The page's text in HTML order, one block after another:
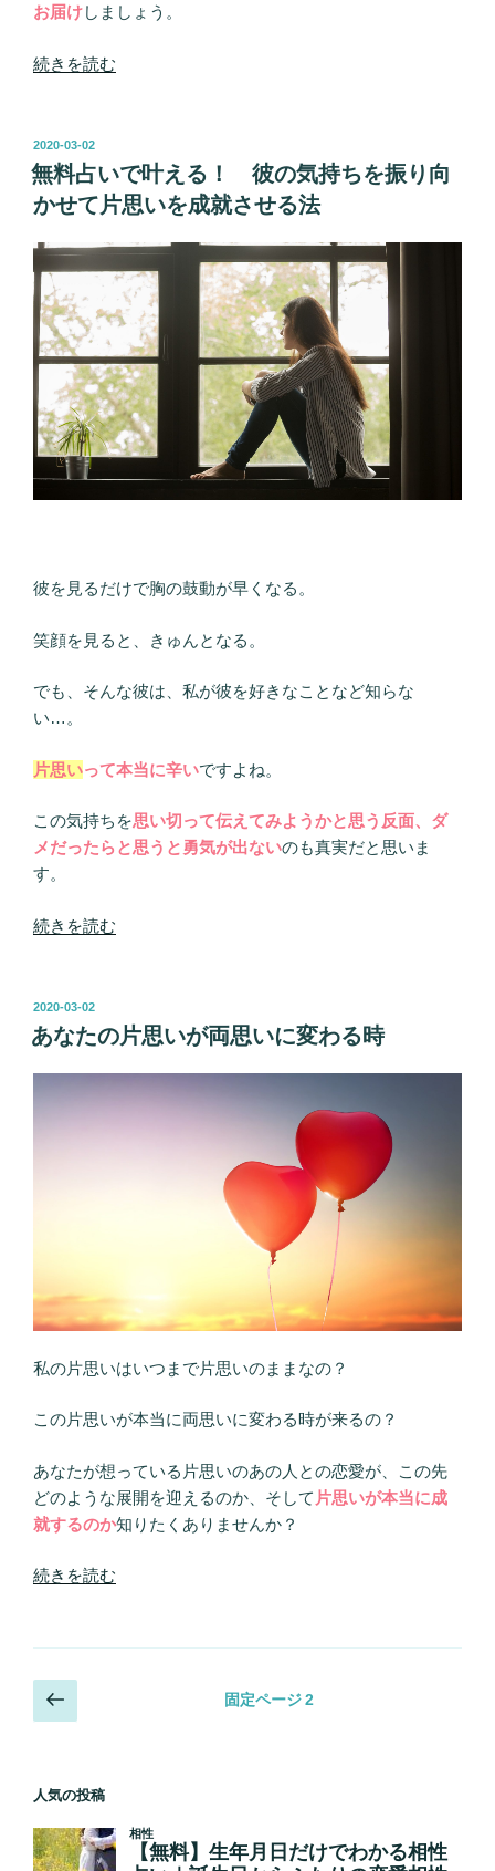
お届けしましょう。
“本
当
た
る
Love
Me
Do
の
恋
愛
い。
彼
の
行
も
バ
リ
い
て
ま
す”
続きを読む
投
稿
日:
2020-03-02
無料占いで叶える！ 彼の気持ちを振り向
かせて片思いを成就させる法
彼を見るだけで胸の鼓動が早くなる。
笑顔を見ると、きゅんとなる。
でも、そんな彼は、私が彼を好きなことなど知らな
い…。
片思いって本当に辛いですよね。
この気持ちを思い切って伝えてみようかと思う反面、ダ
メだったらと思うと勇気が出ないのも真実だと思いま
す。
“無
い
で
振
り
か
て
思
い
を
就
法”
の
続きを読む
投
稿
日:
2020-03-02
あなたの片思いが両思いに変わる時
私の片思いはいつまで片思いのままなの？
この片思いが本当に両思いに変わる時が来るの？
あなたが想っている片思いのあの人との恋愛が、この先
どのような展開を迎えるのか、そして 片思いが本当に成
就するのか知りたくありませんか？
“あ
の
片
思
両
い
に
続きを読む
投
稿
ペ
ジ
前
の
ジ
固定ページ2
人気の投稿